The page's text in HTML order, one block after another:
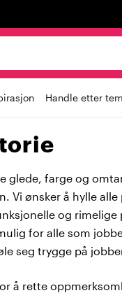
Handle etter
glede, farge og
Vi ønsker å hylle alle
og rimelige
for alle som
seg trygge på
å rette